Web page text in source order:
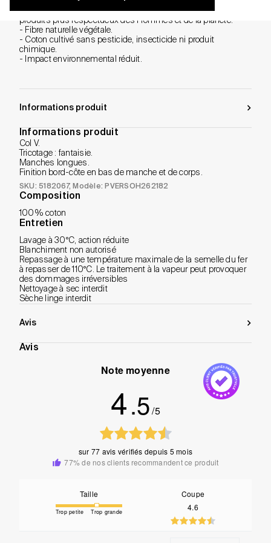
la transformation de nos collections pour vous proposer des
produits plus respectueux des Hommes et de la planète.
- Fibre naturelle végétale.
- Coton cultivé sans pesticide, insecticide ni produit
chimique.
- Impact environnemental réduit.
Informations produit
Informations produit
Col V.
Tricotage : fantaisie.
Manches longues.
Finition bord-côte en bas de manche et de corps.
SKU: 5182067, Modèle: PVERSOH262182
Composition
100% coton
Entretien
Lavage à 30°C, action réduite
Blanchiment non autorisé
Repassage à une température maximale de la semelle du fer
à repasser de 110°C. Le traitement à la vapeur peut provoquer
des dommages irréversibles
Nettoyage à sec interdit
Sèche linge interdit
Avis
Avis
Note moyenne
4.5/5
sur 77 avis vérifiés depuis 5 mois
77% de nos clients recommandent ce produit
Taille
Trop petite Trop grande
Coupe
4.6